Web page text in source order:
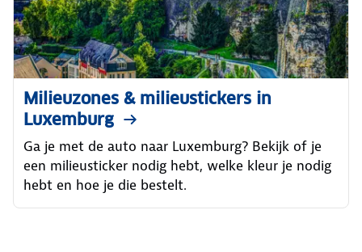
Milieuzones & milieustickers in
Luxemburg
Ga je met de auto naar Luxemburg? Bekijk of je
een milieusticker nodig hebt, welke kleur je nodig
hebt en hoe je die bestelt.